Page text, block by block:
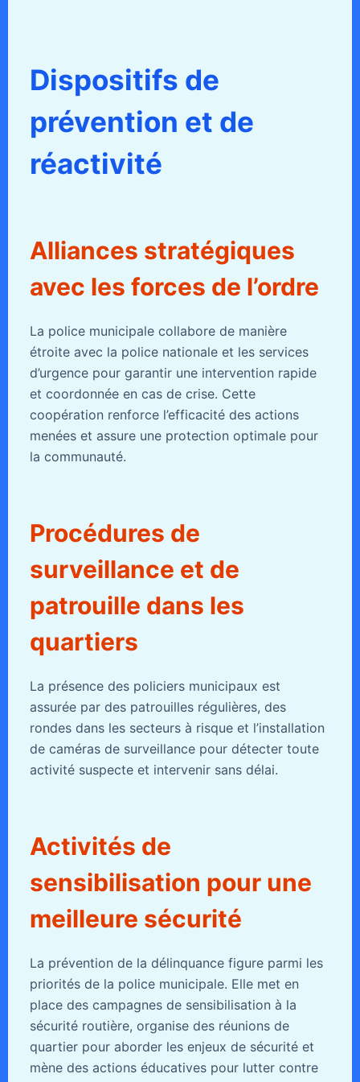
Dispositifs de
prévention et de
réactivité
Alliances stratégiques
avec les forces de l’ordre
La police municipale collabore de manière
étroite avec la police nationale et les services
d’urgence pour garantir une intervention rapide
et coordonnée en cas de crise. Cette
coopération renforce l’efficacité des actions
menées et assure une protection optimale pour
la communauté.
Procédures de
surveillance et de
patrouille dans les
quartiers
La présence des policiers municipaux est
assurée par des patrouilles régulières, des
rondes dans les secteurs à risque et l’installation
de caméras de surveillance pour détecter toute
activité suspecte et intervenir sans délai.
Activités de
sensibilisation pour une
meilleure sécurité
La prévention de la délinquance figure parmi les
priorités de la police municipale. Elle met en
place des campagnes de sensibilisation à la
sécurité routière, organise des réunions de
quartier pour aborder les enjeux de sécurité et
mène des actions éducatives pour lutter contre